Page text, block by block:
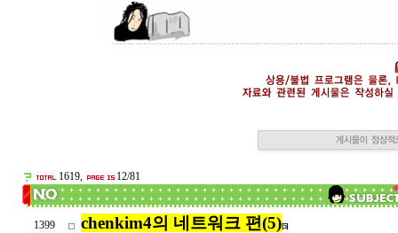
1619, 12/81
1399 chenkim4의 네트워크 편(5)[5]